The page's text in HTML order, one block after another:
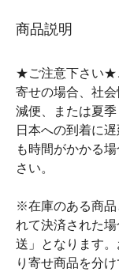
商品説明
★ご注意下さい★
寄せの場合、社
減便、または夏季
日本への到着に
も時間がかかる
さい。
※在庫のある商品
れて決済された
送」となります
り寄せ商品を分け